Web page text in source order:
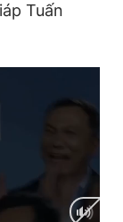
Tuấn